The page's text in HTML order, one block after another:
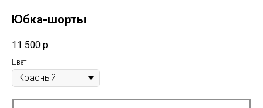
Юбка-шорты
11 500 р.
Цвет